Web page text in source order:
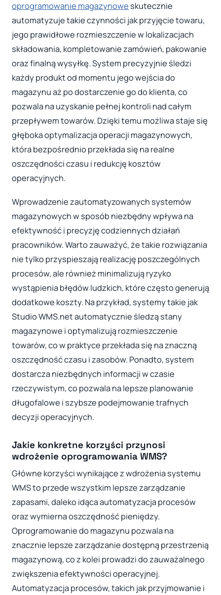
oprogramowanie magazynowe skutecznie
automatyzuje takie czynności jak przyjęcie towaru,
jego prawidłowe rozmieszczenie w lokalizacjach
składowania, kompletowanie zamówień, pakowanie
oraz finalną wysyłkę. System precyzyjnie śledzi
każdy produkt od momentu jego wejścia do
magazynu aż po dostarczenie go do klienta, co
pozwala na uzyskanie pełnej kontroli nad całym
przepływem towarów. Dzięki temu możliwa staje się
głęboka optymalizacja operacji magazynowych,
która bezpośrednio przekłada się na realne
oszczędności czasu i redukcję kosztów
operacyjnych.
Wprowadzenie zautomatyzowanych systemów
magazynowych w sposób niezbędny wpływa na
efektywność i precyzję codziennych działań
pracowników. Warto zauważyć, że takie rozwiązania
nie tylko przyspieszają realizację poszczególnych
procesów, ale również minimalizują ryzyko
wystąpienia błędów ludzkich, które często generują
dodatkowe koszty. Na przykład, systemy takie jak
Studio WMS.net automatycznie śledzą stany
magazynowe i optymalizują rozmieszczenie
towarów, co w praktyce przekłada się na znaczną
oszczędność czasu i zasobów. Ponadto, system
dostarcza niezbędnych informacji w czasie
rzeczywistym, co pozwala na lepsze planowanie
długofalowe i szybsze podejmowanie trafnych
decyzji operacyjnych.
Jakie konkretne korzyści przynosi
wdrożenie oprogramowania WMS?
Główne korzyści wynikające z wdrożenia systemu
WMS to przede wszystkim lepsze zarządzanie
zapasami, daleko idąca automatyzacja procesów
oraz wymierna oszczędność pieniędzy.
Oprogramowanie do magazynu pozwala na
znacznie lepsze zarządzanie dostępną przestrzenią
magazynową, co z kolei prowadzi do zauważalnego
zwiększenia efektywności operacyjnej.
Automatyzacja procesów, takich jak przyjmowanie i